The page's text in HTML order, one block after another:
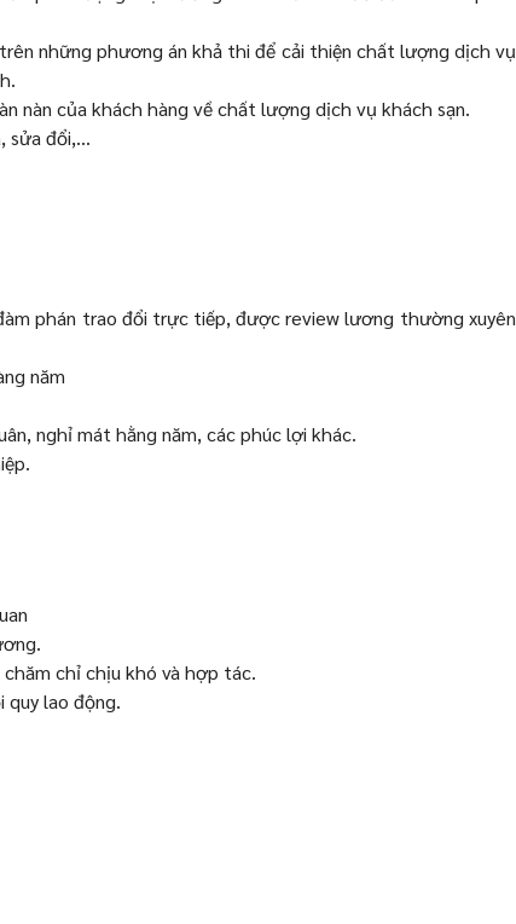
những phương án khả thi để cải thiện chất lượng dịch vụ
nàn của khách hàng về chất lượng dịch vụ khách sạn.
sửa đổi,...
phán trao đổi trực tiếp, được review lương thường xuyên
năm
nghỉ mát hằng năm, các phúc lợi khác.
chỉ chịu khó và hợp tác.
quy lao động.